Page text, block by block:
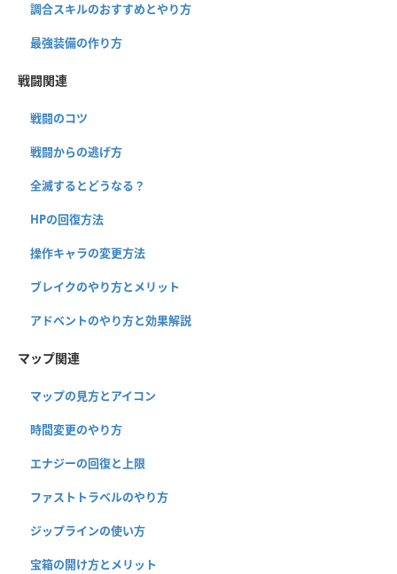
調合スキルのおすすめとやり方
最強装備の作り方
戦闘関連
戦闘のコツ
戦闘からの逃げ方
全滅するとどうなる？
HPの回復方法
操作キャラの変更方法
ブレイクのやり方とメリット
アドベントのやり方と効果解説
マップ関連
マップの見方とアイコン
時間変更のやり方
エナジーの回復と上限
ファストトラベルのやり方
ジップラインの使い方
宝箱の開け方とメリット